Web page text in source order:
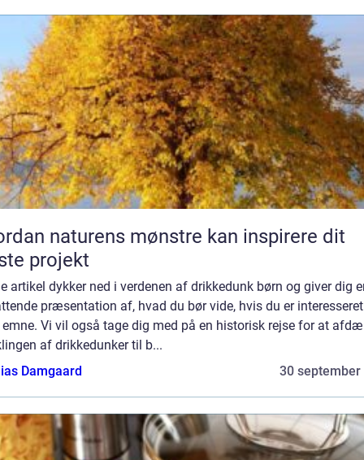
naturens mønstre kan inspirere dit
projekt
artikel dykker ned i verdenen af drikkedunk børn og giver dig
præsentation af, hvad du bør vide, hvis du er
emne. Vi vil også tage dig med på en historisk rejse for at
af drikkedunker til b...
Damgaard
30 september